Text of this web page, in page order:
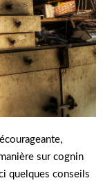
sur cognin
quelques conseils